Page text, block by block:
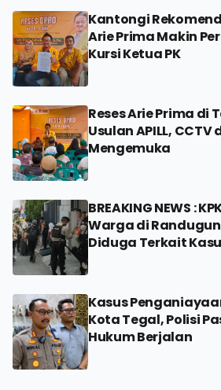
Kantongi
Arie Prima Makin
Kursi Ketua PK
Reses Arie Prima di
Usulan APILL,
Mengemuka
BREAKING NEWS :
Warga di
Diduga Terkait
Kasus
Kota Tegal, Polisi
Hukum Berjalan